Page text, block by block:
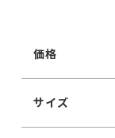
価格
サイズ